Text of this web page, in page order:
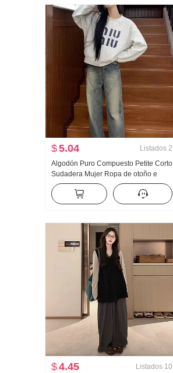
$5.04 Listados 2
Algodón Puro Compuesto Petite Corto
Sudadera Mujer Ropa de otoño e
invierno Holgado HOLGAZÁN Viento
Manga Larga CUELLO REDONDO
Top
$4.45 Listados 10